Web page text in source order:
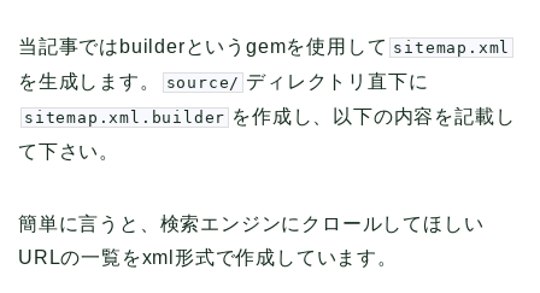
当記事ではbuilderというgemを使用して sitemap.xml
を生成します。 source/ ディレクトリ直下に
sitemap.xml.builder を作成し、以下の内容を記載し
て下さい。
簡単に言うと、検索エンジンにクロールしてほしい
URLの一覧をxml形式で作成しています。